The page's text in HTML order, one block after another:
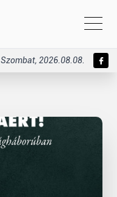
Szombat, 2026.08.08.